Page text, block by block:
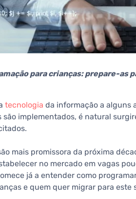
para crianças: prepare-as
tecnologia da informação a alguns
implementados, é natural
mais promissora da próxima
no mercado em vagas
já a entender como
e quem quer migrar para este